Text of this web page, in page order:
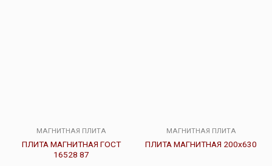
МАГНИТНАЯ ПЛИТА
ПЛИТА МАГНИТНАЯ ГОСТ
16528 87
МАГНИТНАЯ ПЛИТА
ПЛИТА МАГНИТНАЯ 200х630